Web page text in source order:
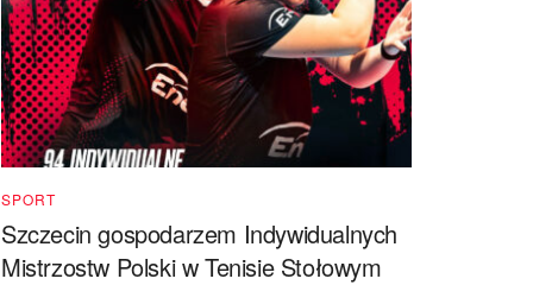
SPORT
Szczecin gospodarzem Indywidualnych
Mistrzostw Polski w Tenisie Stołowym